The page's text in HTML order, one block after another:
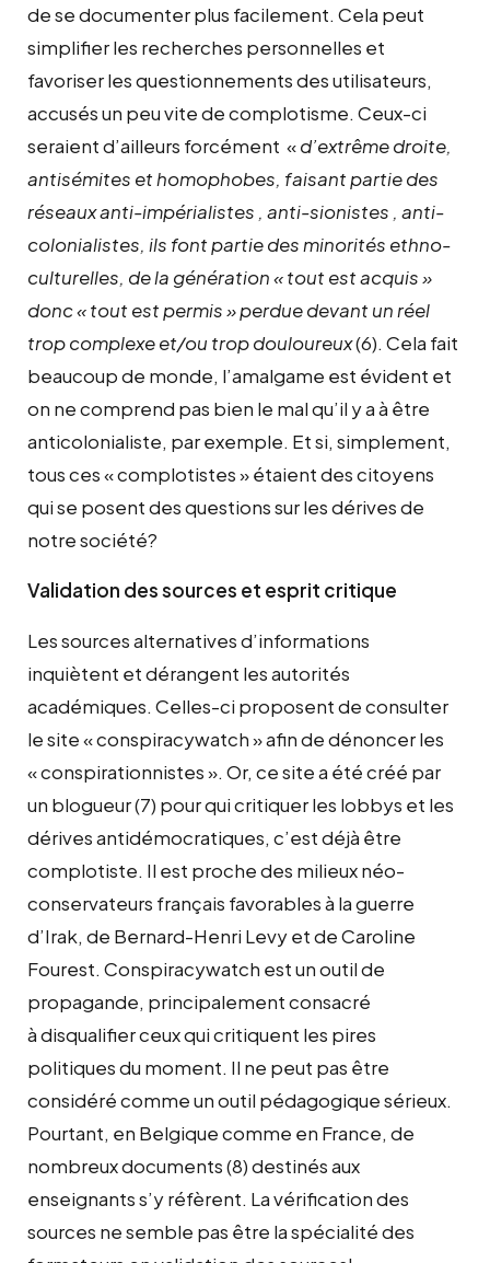
de se documenter plus facilement. Cela peut
simplifier les recherches personnelles et
favoriser les questionnements des utilisateurs,
accusés un peu vite de complotisme. Ceux-ci
seraient d’ailleurs forcément «d’extrême droite,
antisémites et homophobes, faisant partie des
réseaux anti-impérialistes , anti-sionistes , anti-
colonialistes, ils font partie des minorités ethno-
culturelles, de la génération « tout est acquis »
donc « tout est permis » perdue devant un réel
trop complexe et/ou trop douloureux(6). Cela fait
beaucoup de monde, l’amalgame est évident et
on ne comprend pas bien le mal qu’il y a à être
anticolonialiste, par exemple. Et si, simplement,
tous ces « complotistes » étaient des citoyens
qui se posent des questions sur les dérives de
notre société?
Validation des sources et esprit critique
Les sources alternatives d’informations
inquiètent et dérangent les autorités
académiques. Celles-ci proposent de consulter
le site « conspiracywatch » afin de dénoncer les
« conspirationnistes ». Or, ce site a été créé par
un blogueur (7) pour qui critiquer les lobbys et les
dérives antidémocratiques, c’est déjà être
complotiste. Il est proche des milieux néo-
conservateurs français favorables à la guerre
d’Irak, de Bernard-Henri Levy et de Caroline
Fourest. Conspiracywatch est un outil de
propagande, principalement consacré
à disqualifier ceux qui critiquent les pires
politiques du moment. Il ne peut pas être
considéré comme un outil pédagogique sérieux.
Pourtant, en Belgique comme en France, de
nombreux documents (8) destinés aux
enseignants s’y réfèrent. La vérification des
sources ne semble pas être la spécialité des